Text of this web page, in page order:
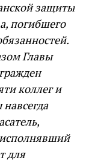
защиты
погибшего
Главы
коллег и
для